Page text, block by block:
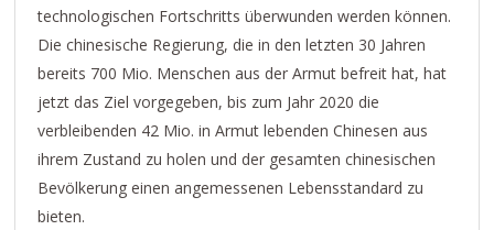
technologischen Fortschritts überwunden werden können.
Die chinesische Regierung, die in den letzten 30 Jahren
bereits 700 Mio. Menschen aus der Armut befreit hat, hat
jetzt das Ziel vorgegeben, bis zum Jahr 2020 die
verbleibenden 42 Mio. in Armut lebenden Chinesen aus
ihrem Zustand zu holen und der gesamten chinesischen
Bevölkerung einen angemessenen Lebensstandard zu
bieten.